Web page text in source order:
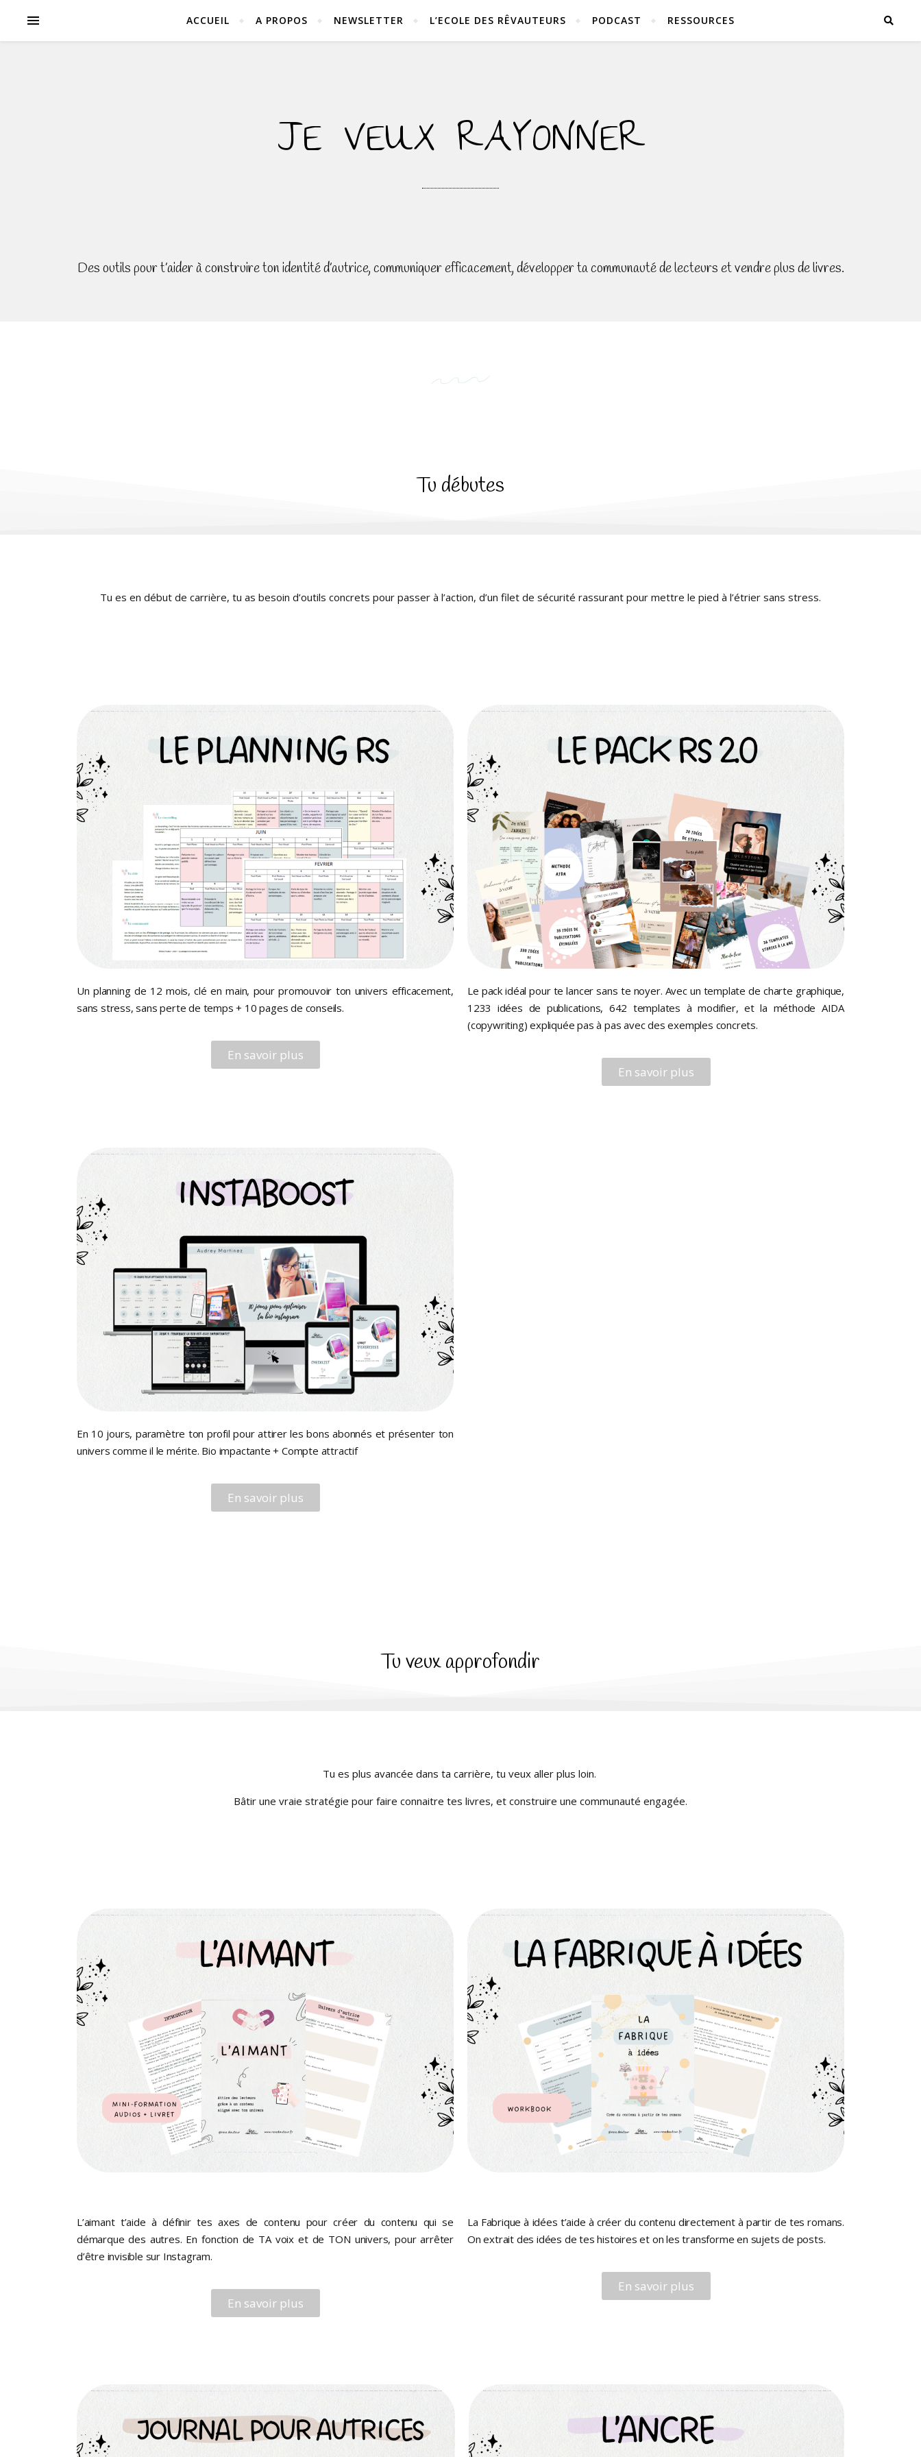
ACCUEIL A PROPOS NEWSLETTER L’ECOLE DES RÊVAUTEURS PODCAST RESSOURCES
JE VEUX RAYONNER
Des outils pour t’aider à construire ton identité d’autrice, communiquer efficacement, développer ta communauté de lecteurs et vendre plus de livres.
Tu débutes
Tu es en début de carrière, tu as besoin d’outils concrets pour passer à l’action, d’un filet de sécurité rassurant pour mettre le pied à l’étrier sans stress.
Un planning de 12 mois, clé en main, pour promouvoir ton univers efficacement,
sans stress, sans perte de temps + 10 pages de conseils.
En savoir plus
Le pack idéal pour te lancer sans te noyer. Avec un template de charte graphique,
1233 idées de publications, 642 templates à modifier, et la méthode AIDA
(copywriting) expliquée pas à pas avec des exemples concrets.
En savoir plus
En 10 jours, paramètre ton profil pour attirer les bons abonnés et présenter ton
univers comme il le mérite. Bio impactante + Compte attractif
En savoir plus
Tu veux approfondir
Tu es plus avancée dans ta carrière, tu veux aller plus loin.
Bâtir une vraie stratégie pour faire connaitre tes livres, et construire une communauté engagée.
L’aimant t’aide à définir tes axes de contenu pour créer du contenu qui se
démarque des autres. En fonction de TA voix et de TON univers, pour arrêter
d’être invisible sur Instagram.
En savoir plus
La Fabrique à idées t’aide à créer du contenu directement à partir de tes romans.
On extrait des idées de tes histoires et on les transforme en sujets de posts.
En savoir plus